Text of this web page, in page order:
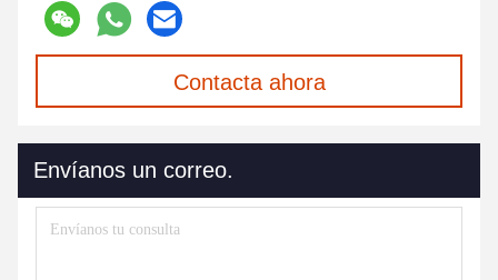
Contacta ahora
Envíanos un correo.